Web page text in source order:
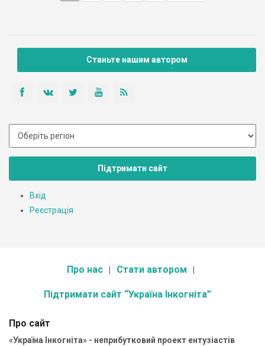
Станьте нашим автором
Підтримати сайт
Вхід
Реєстрація
Про нас Стати автором
Підтримати сайт “Україна Інкогніта”
Про сайт
«Україна Інкогніта» - неприбутковий проект ентузіастів